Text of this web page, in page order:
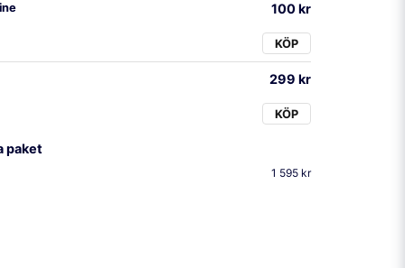
100 kr
KÖP
299 kr
KÖP
paket
1 595 kr